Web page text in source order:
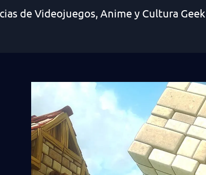
de Videojuegos, Anime y Cultura Geek